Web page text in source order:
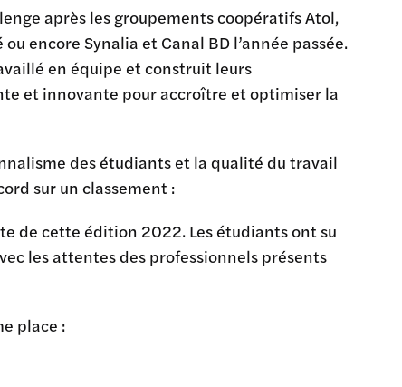
après les groupements coopératifs Atol,
encore Synalia et Canal BD l’année passée.
en équipe et construit leurs
et innovante pour accroître et optimiser la
des étudiants et la qualité du travail
sur un classement :
de cette édition 2022. Les étudiants ont su
les attentes des professionnels présents
place :